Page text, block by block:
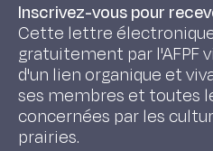
Inscrivez-vous pour
Cette lettre
gratuitement par l'AFPF
d'un lien organique et
ses membres et toutes
concernées par les
prairies.